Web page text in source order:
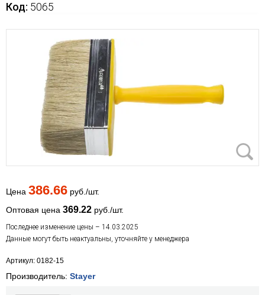
Код: 5065
Цена 386.66 руб./шт.
Оптовая цена 369.22 руб./шт.
Последнее изменение цены – 14.03.2025
Данные могут быть неактуальны, уточняйте у менеджера
Артикул: 0182-15
Производитель: Stayer